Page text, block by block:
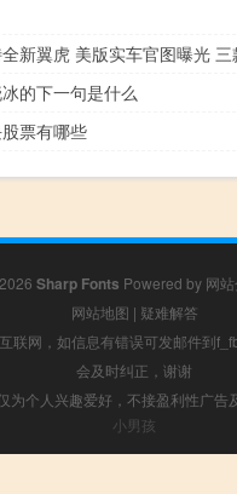
新翼虎 美版实车官图曝光
的下一句是什么
票有哪些
Sharp Fonts Powered by 网
网站地图 | 疑难解答
联网，如信息有错误可发邮件到
会及时纠正，谢谢
为个人兴趣爱好，不接盈利性广告
小男孩